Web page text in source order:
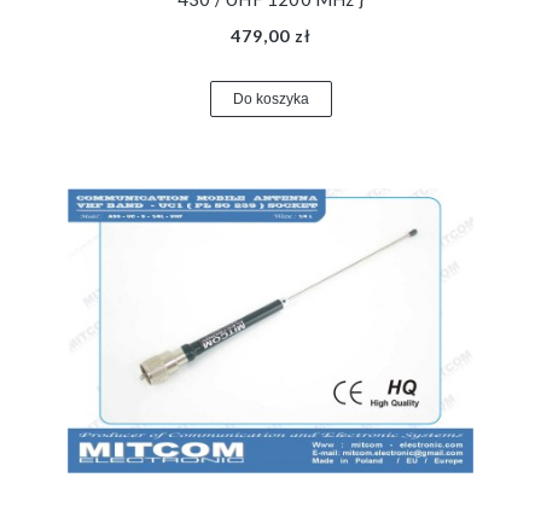
479,00 zł
Do koszyka